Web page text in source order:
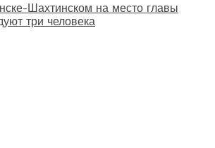
Шахтинском на место главы
три человека